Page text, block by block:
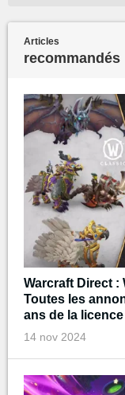
Articles
recommandés
Warcraft Direct :
Toutes les
ans de la licence
14 nov 2024